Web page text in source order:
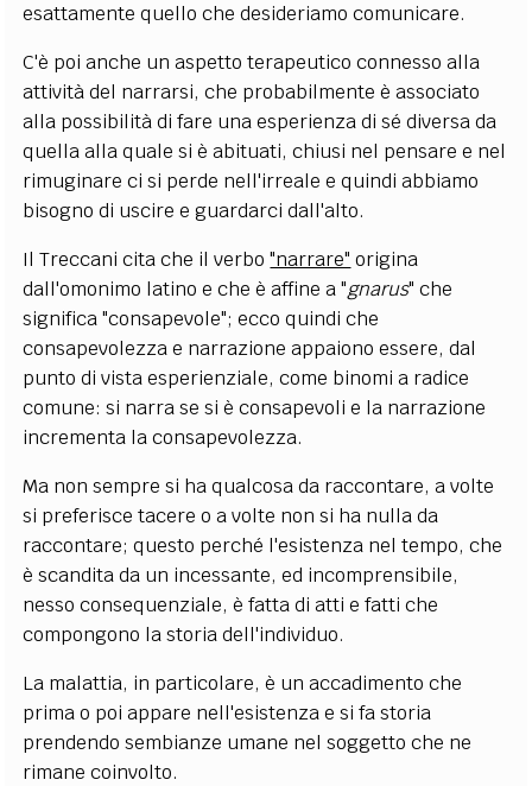
esattamente quello che desideriamo comunicare.
C'è poi anche un aspetto terapeutico connesso alla
attività del narrarsi, che probabilmente è associato
alla possibilità di fare una esperienza di sé diversa da
quella alla quale si è abituati, chiusi nel pensare e nel
rimuginare ci si perde nell'irreale e quindi abbiamo
bisogno di uscire e guardarci dall'alto.
Il Treccani cita che il verbo"narrare" origina
dall'omonimo latino e che è affine a "gnarus" che
significa "consapevole"; ecco quindi che
consapevolezza e narrazione appaiono essere, dal
punto di vista esperienziale, come binomi a radice
comune: si narra se si è consapevoli e la narrazione
incrementa la consapevolezza.
Ma non sempre si ha qualcosa da raccontare, a volte
si preferisce tacere o a volte non si ha nulla da
raccontare; questo perché l'esistenza nel tempo, che
è scandita da un incessante, ed incomprensibile,
nesso consequenziale, è fatta di atti e fatti che
compongono la storia dell'individuo.
La malattia, in particolare, è un accadimento che
prima o poi appare nell'esistenza e si fa storia
prendendo sembianze umane nel soggetto che ne
rimane coinvolto.